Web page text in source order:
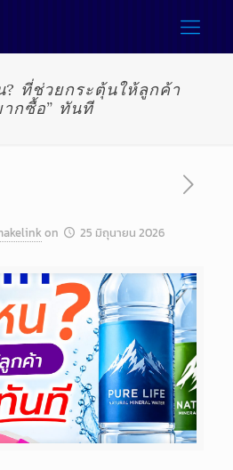
ที่ช่วยกระตุ้นให้ลูกค้า
ากซื้อ” ทันที
on 25 มิถุนายน 2026